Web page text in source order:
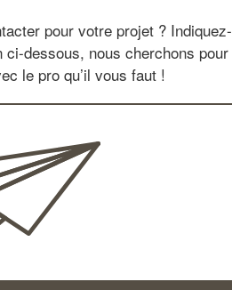
pour votre projet ? Indiquez-
dessous, nous cherchons pour
le pro qu’il vous faut !